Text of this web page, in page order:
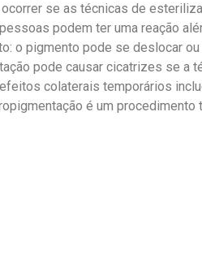
se as técnicas de
podem ter uma reação
o pigmento pode se deslocar
pode causar cicatrizes se a
colaterais temporários
é um